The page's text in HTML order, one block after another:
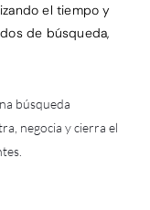
el tiempo y
de búsqueda,
búsqueda
negocia y cierra el